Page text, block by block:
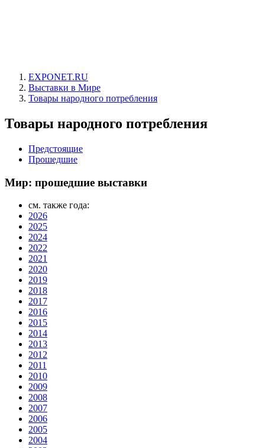
EXPONET.RU
Выставки в Мире
Товары народного потребления
Товары народного потребления
Предстоящие
Прошедшие
Мир: прошедшие выставки
см. также года:
2026
2025
2024
2022
2021
2020
2019
2018
2017
2016
2015
2014
2013
2012
2011
2010
2009
2008
2007
2006
2005
2004